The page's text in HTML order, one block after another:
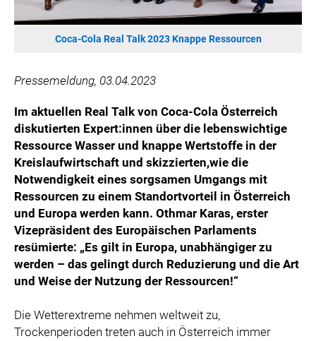
CULINARIUS
RECYCLEMICH-INITIATIVE
ALFIES
WILHELM-EXNER-MEDAILLEN STIFTUNG
ADMIRAL SPORTWETTEN
EWP RECYCLING PFAND ÖSTERREICH
ANNEMARIE CHARITY
IMPERIAL MARKETS
TRÄGERVEREIN EINWEGPFAND
SPECIAL OLYMPICS ÖSTERREICH
MEDIA
Coca-Cola Real Talk 2023 Knappe Ressourcen
Pressemeldung, 03.04.2023
Im aktuellen Real Talk von Coca-Cola Österreich
diskutierten Expert:innen über die lebenswichtige
Ressource Wasser und knappe Wertstoffe in der
Kreislaufwirtschaft und skizzierten,wie die
Notwendigkeit eines sorgsamen Umgangs mit
Ressourcen zu einem Standortvorteil in Österreich
und Europa werden kann. Othmar Karas, erster
Vizepräsident des Europäischen Parlaments
resümierte: „Es gilt in Europa, unabhängiger zu
werden – das gelingt durch Reduzierung und die Art
und Weise der Nutzung der Ressourcen!“
Die Wetterextreme nehmen weltweit zu,
Trockenperioden treten auch in Österreich immer